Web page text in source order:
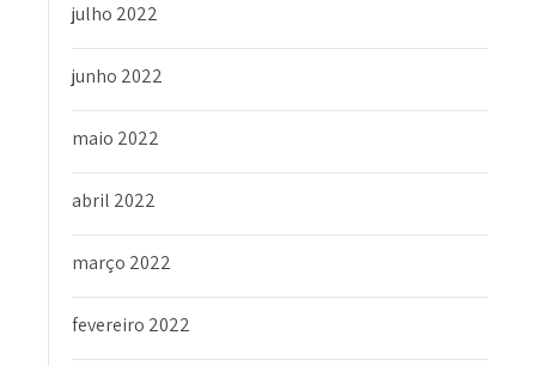
julho 2022
junho 2022
maio 2022
abril 2022
março 2022
fevereiro 2022